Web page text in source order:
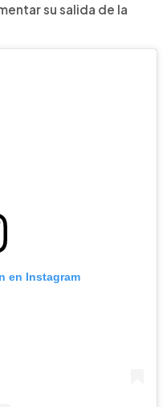
su salida de la
en Instagram